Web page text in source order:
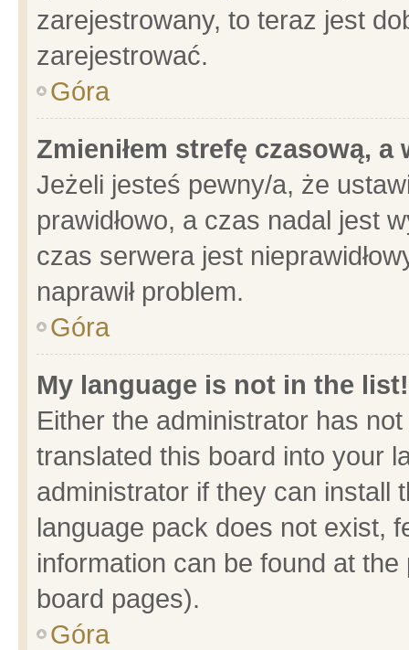
zarejestrowany, to teraz jest
zarejestrować.
Góra
Zmieniłem strefę czasową,
Jeżeli jesteś pewny/a, że
prawidłowo, a czas nadal jest
czas serwera jest
naprawił problem.
Góra
My language is not in the list!
Either the administrator has
translated this board into your
administrator if they can install
language pack does not exist,
information can be found at
board pages).
Góra